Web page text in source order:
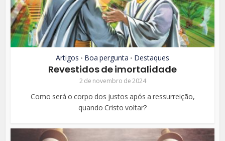
Artigos • Boa pergunta • Destaques
Revestidos de imortalidade
2 de novembro de 2024
Como será o corpo dos justos após a ressurreição,
quando Cristo voltar?